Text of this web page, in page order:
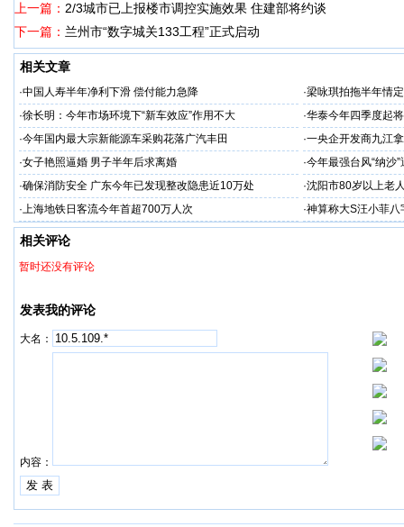
上一篇： 2/3城市已上报楼市调控实施效果 住建部将约谈
下一篇： 兰州市“数字城关133工程”正式启动
相关文章
·中国人寿半年净利下滑 偿付能力急降 ·梁咏琪拍拖半年情
·徐长明：今年市场环境下“新车效应”作用不大 ·华泰今年四季度起
·今年国内最大宗新能源车采购花落广汽丰田 ·一央企开发商九江
·女子艳照逼婚 男子半年后求离婚 ·今年最强台风“纳沙
·确保消防安全 广东今年已发现整改隐患近10万处 ·沈阳市80岁以上老
·上海地铁日客流今年首超700万人次 ·神算称大S汪小菲
相关评论
暂时还没有评论
发表我的评论
大名：
内容：